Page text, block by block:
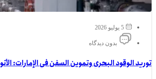
5 يوليو 2026
بدون دیدگاه
توريد الوقود البحري وتموين السفن في الإمارات: